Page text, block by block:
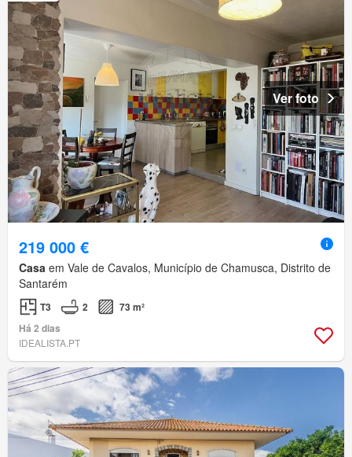
Ver foto
219 000 €
Casa em Vale de Cavalos, Município de Chamusca, Distrito de
Santarém
T3 2
73 m²
Há 2 dias
IDEALISTA.PT